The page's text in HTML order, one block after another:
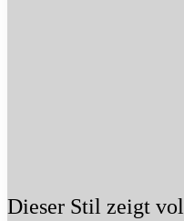
Dieser Stil zeigt